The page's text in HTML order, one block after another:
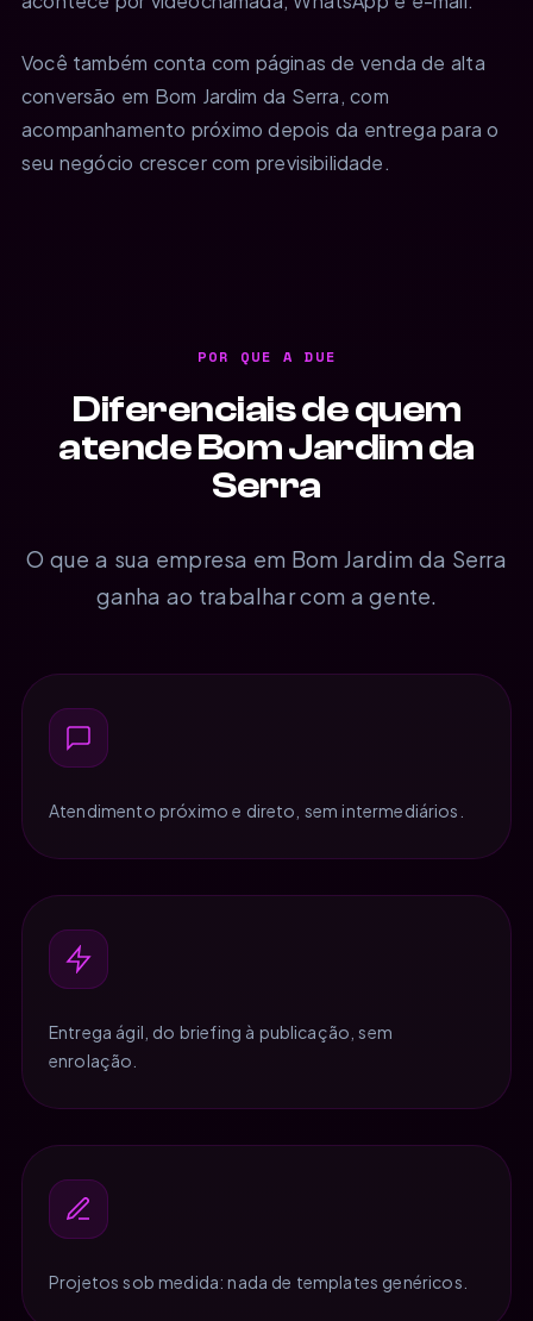
Você também conta com páginas de venda de alta
conversão em Bom Jardim da Serra, com
acompanhamento próximo depois da entrega para o
seu negócio crescer com previsibilidade.
POR QUE A DUE
Diferenciais de quem
atende Bom Jardim da
Serra
O que a sua empresa em Bom Jardim da Serra
ganha ao trabalhar com a gente.
Atendimento próximo e direto, sem intermediários.
Entrega ágil, do briefing à publicação, sem
enrolação.
Projetos sob medida: nada de templates genéricos.